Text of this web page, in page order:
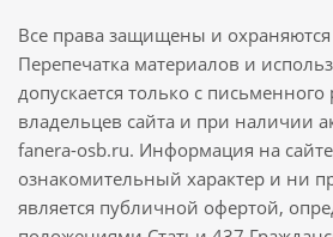
Все права защищены и
Перепечатка материалов и
допускается только с
владельцев сайта и при наличии
fanera-osb.ru. Информация на
ознакомительный характер и ни
является публичной офертой,